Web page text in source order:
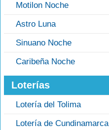
Motilon Noche
Astro Luna
Sinuano Noche
Caribeña Noche
Loterías
Lotería del Tolima
Lotería de Cundinamarca